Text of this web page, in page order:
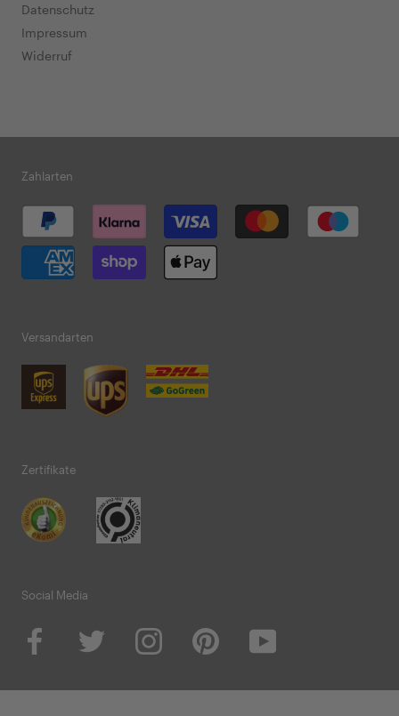
Datenschutz
Impressum
Widerruf
Zahlarten
Versandarten
Zertifikate
Social Media